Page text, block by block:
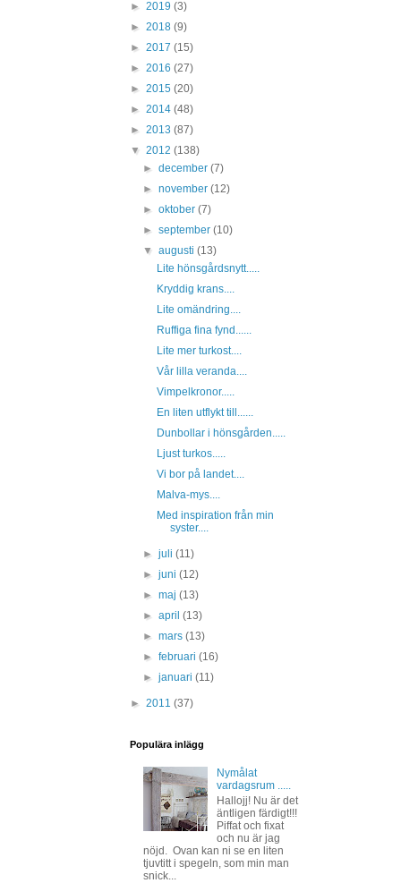
► 2019 (3)
► 2018 (9)
► 2017 (15)
► 2016 (27)
► 2015 (20)
► 2014 (48)
► 2013 (87)
▼ 2012 (138)
►december(7)
►november(12)
►oktober(7)
►september(10)
▼augusti(13)
Lite hönsgårdsnytt.....
Kryddig krans....
Lite omändring....
Ruffiga fina fynd......
Lite mer turkost....
Vår lilla veranda....
Vimpelkronor.....
En liten utflykt till......
Dunbollar i hönsgården.....
Ljust turkos.....
Vi bor på landet....
Malva-mys....
Med inspiration från min
syster....
►juli(11)
►juni(12)
►maj(13)
►april(13)
►mars(13)
►februari(16)
►januari(11)
► 2011 (37)
Populära inlägg
Nymålat
vardagsrum .....
Hallojj! Nu är det
äntligen färdigt!!!
Piffat och fixat
och nu är jag
nöjd. Ovan kan ni se en liten
tjuvtitt i spegeln, som min man
snick...